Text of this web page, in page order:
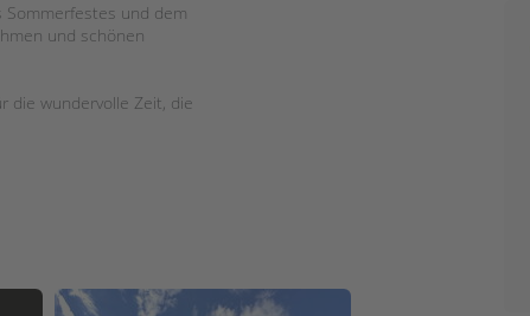
Sommerfestes und dem
und schönen
die wundervolle Zeit, die